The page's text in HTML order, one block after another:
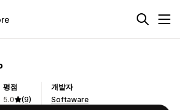
평점
5.0
(9)
개발자
Softaware